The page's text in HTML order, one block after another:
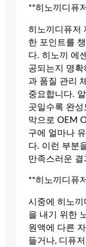
**히노끼디퓨
히노끼디퓨저
한 포인트를
다. 히노끼 에
공되는지 명
과 품질 관리
중요합니다.
곳일수록 완성
막으로 OEM
구에 얼마나
다. 이런 부분
만족스러운
**히노끼디퓨
시중에 히노끼
을 내기 위한
원액에 다른
들거나, 디퓨